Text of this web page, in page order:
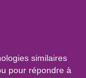
similaires
pour répondre à